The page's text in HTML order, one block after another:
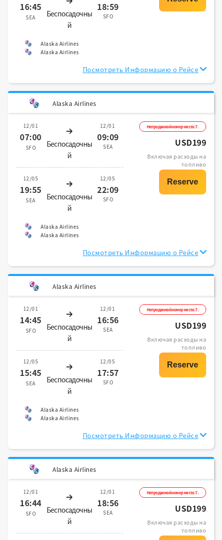
16:45
SEA
Беспосадочны
й
18:59
SFO
Alaska Airlines
Alaska Airlines
Посмотреть Информацию о Рейсе
Alaska Airlines
12/01
07:00
SFO
Беспосадочны
й
12/01
09:09
SEA
12/05
19:55
SEA
Беспосадочны
й
12/05
22:09
SFO
Непроданной номер места:7.
USD199
Включая расходы на
топливо
Alaska Airlines
Alaska Airlines
Посмотреть Информацию о Рейсе
Alaska Airlines
12/01
14:45
SFO
Беспосадочны
й
12/01
16:56
SEA
12/05
15:45
SEA
Беспосадочны
й
12/05
17:57
SFO
Непроданной номер места:7.
USD199
Включая расходы на
топливо
Alaska Airlines
Alaska Airlines
Посмотреть Информацию о Рейсе
Alaska Airlines
12/01
16:44
SFO
Беспосадочны
й
12/01
18:56
SEA
Непроданной номер места:7.
USD199
Включая расходы на
топливо